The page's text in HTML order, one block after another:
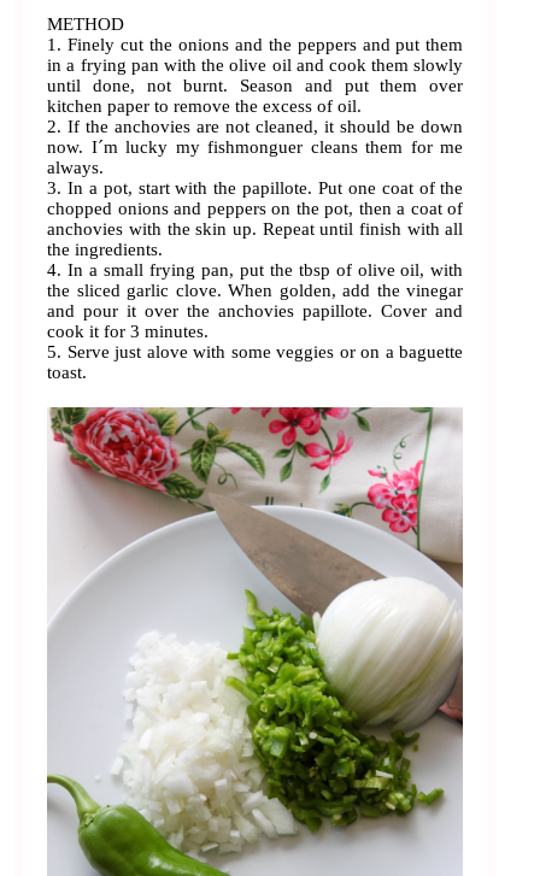
METHOD
1. Finely cut the onions and the peppers and put them
in a frying pan with the olive oil and cook them slowly
until done, not burnt. Season and put them over
kitchen paper to remove the excess of oil.
2. If the anchovies are not cleaned, it should be down
now. I´m lucky my fishmonguer cleans them for me
always.
3. In a pot, start with the papillote. Put one coat of the
chopped onions and peppers on the pot, then a coat of
anchovies with the skin up. Repeat until finish with all
the ingredients.
4. In a small frying pan, put the tbsp of olive oil, with
the sliced garlic clove. When golden, add the vinegar
and pour it over the anchovies papillote. Cover and
cook it for 3 minutes.
5. Serve just alove with some veggies or on a baguette
toast.